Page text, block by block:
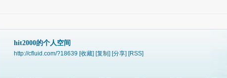
hit2000的个人空间
http://cfluid.com/?18639 [收藏] [复制] [分享] [RSS]